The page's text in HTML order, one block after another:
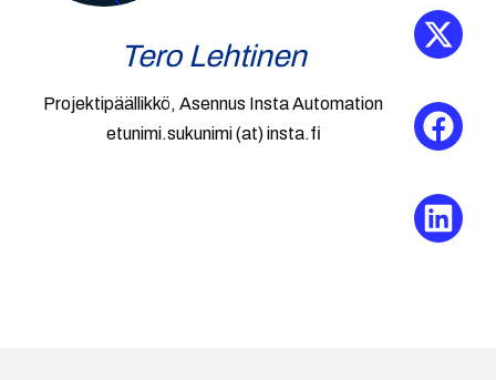
Tero Lehtinen
Projektipäällikkö, Asennus Insta Automation
etunimi.sukunimi (at) insta.fi